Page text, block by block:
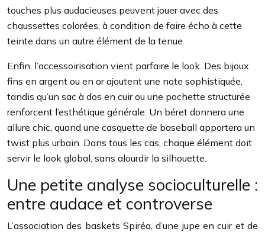
touches plus audacieuses peuvent jouer avec des
chaussettes colorées, à condition de faire écho à cette
teinte dans un autre élément de la tenue.
Enfin, l’accessoirisation vient parfaire le look. Des bijoux
fins en argent ou en or ajoutent une note sophistiquée,
tandis qu’un sac à dos en cuir ou une pochette structurée
renforcent l’esthétique générale. Un béret donnera une
allure chic, quand une casquette de baseball apportera un
twist plus urbain. Dans tous les cas, chaque élément doit
servir le look global, sans alourdir la silhouette.
Une petite analyse socioculturelle :
entre audace et controverse
L’association des baskets Spiréa, d’une jupe en cuir et de